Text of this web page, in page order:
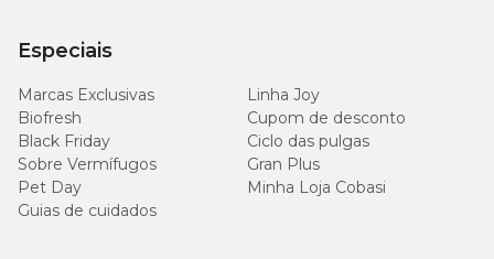
Especiais
Marcas Exclusivas
Linha Joy
Biofresh
Cupom de desconto
Black Friday
Ciclo das pulgas
Sobre Vermífugos
Gran Plus
Pet Day
Minha Loja Cobasi
Guias de cuidados